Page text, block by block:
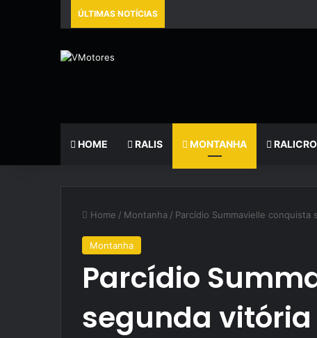
ÚLTIMAS NOTÍCIAS
HOME RALIS MONTANHA
Home / Montanha / Parcídio Summavielle
Montanha
Parcídio
segunda